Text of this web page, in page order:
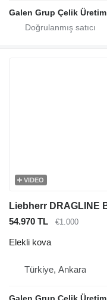
Galen Grup Çelik
VIDEO
Liebherr DRAGLINE
54.970 TL
€1.000
Elekli kova
Türkiye, Ankara
Galen Grup Çelik